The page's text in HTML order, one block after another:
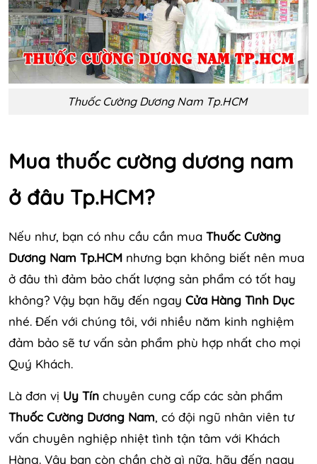
Thuốc Cường Dương Nam Tp.HCM
Mua thuốc cường dương nam
ở đâu Tp.HCM?
Nếu như, bạn có nhu cầu cần mua Thuốc Cường
Dương Nam Tp.HCM nhưng bạn không biết nên mua
ở đâu thì đảm bảo chất lượng sản phẩm có tốt hay
không? Vậy bạn hãy đến ngay Cửa Hàng Tình Dục
nhé. Đến với chúng tôi, với nhiều năm kinh nghiệm
đảm bảo sẽ tư vấn sản phẩm phù hợp nhất cho mọi
Quý Khách.
Là đơn vị Uy Tín chuyên cung cấp các sản phẩm
Thuốc Cường Dương Nam, có đội ngũ nhân viên tư
vấn chuyên nghiệp nhiệt tình tận tâm với Khách
Hàng. Vậy bạn còn chần chờ gì nữa, hãy đến ngay